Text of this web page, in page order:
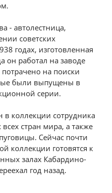
- автолестница,
советских
годах, изготовленная
он работал на заводе
на поиски
были выпущены в
серии.
коллекции сотрудника
стран мира, а также
Сейчас почти
коллекции готовятся к
залах Кабардино-
год назад.